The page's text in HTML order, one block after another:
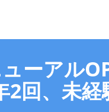
ーアル
回、未経